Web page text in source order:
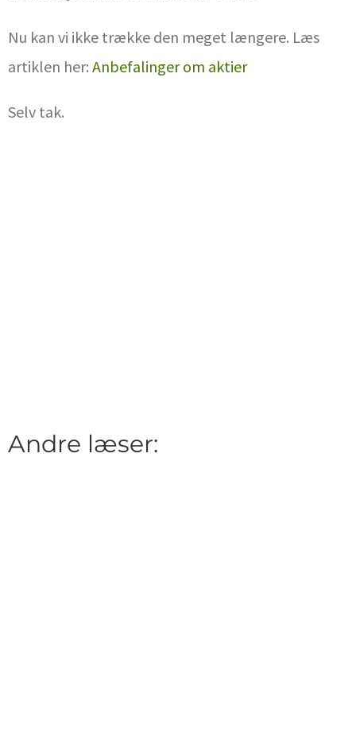
Nu kan vi ikke trække den meget længere. Læs
artiklen her: Anbefalinger om aktier
Selv tak.
Andre læser: